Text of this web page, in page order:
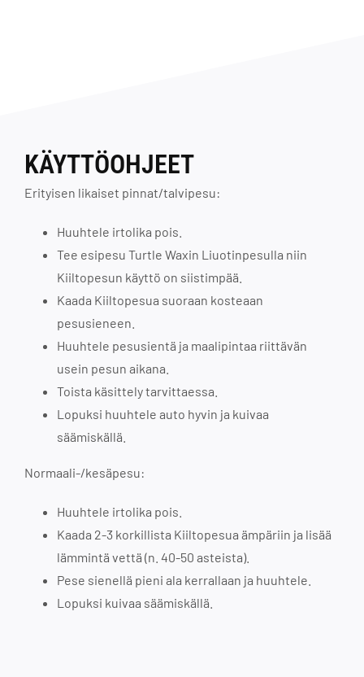
KÄYTTÖOHJEET
Erityisen likaiset pinnat/talvipesu:
Huuhtele irtolika pois.
Tee esipesu Turtle Waxin Liuotinpesulla niin
Kiiltopesun käyttö on siistimpää.
Kaada Kiiltopesua suoraan kosteaan
pesusieneen.
Huuhtele pesusientä ja maalipintaa riittävän
usein pesun aikana.
Toista käsittely tarvittaessa.
Lopuksi huuhtele auto hyvin ja kuivaa
säämiskällä.
Normaali-/kesäpesu:
Huuhtele irtolika pois.
Kaada 2-3 korkillista Kiiltopesua ämpäriin ja lisää
lämmintä vettä (n. 40-50 asteista).
Pese sienellä pieni ala kerrallaan ja huuhtele.
Lopuksi kuivaa säämiskällä.